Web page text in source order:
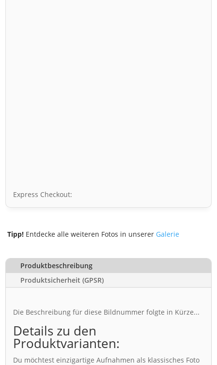
Express Checkout:
Tipp! Entdecke alle weiteren Fotos in unserer Galerie
Produktbeschreibung
Produktsicherheit (GPSR)
Die Beschreibung für diese Bildnummer folgte in Kürze...
Details zu den
Produktvarianten:
Du möchtest einzigartige Aufnahmen als klassisches Foto